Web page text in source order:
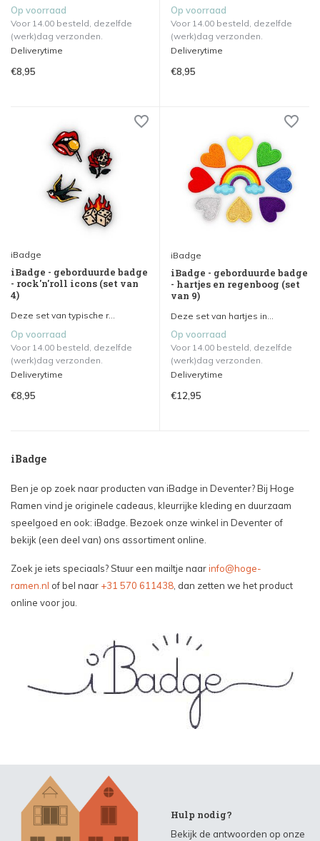
Op voorraad
Voor 14.00 besteld, dezelfde
(werk)dag verzonden.
Deliverytime
€8,95
Op voorraad
Voor 14.00 besteld, dezelfde
(werk)dag verzonden.
Deliverytime
€8,95
iBadge
iBadge - geborduurde badge
- rock'n'roll icons (set van
4)
Deze set van typische r...
Op voorraad
Voor 14.00 besteld, dezelfde
(werk)dag verzonden.
Deliverytime
€8,95
iBadge
iBadge - geborduurde badge
- hartjes en regenboog (set
van 9)
Deze set van hartjes in...
Op voorraad
Voor 14.00 besteld, dezelfde
(werk)dag verzonden.
Deliverytime
€12,95
iBadge
Ben je op zoek naar producten van iBadge in Deventer? Bij Hoge
Ramen vind je originele cadeaus, kleurrijke kleding en duurzaam
speelgoed en ook: iBadge. Bezoek onze winkel in Deventer of
bekijk (een deel van) ons assortiment online.
Zoek je iets speciaals? Stuur een mailtje naarinfo@hoge-
ramen.nl of bel naar +31 570 611438 , dan zetten we het product
online voor jou.
Hulp nodig?
Bekijk de antwoorden op onze